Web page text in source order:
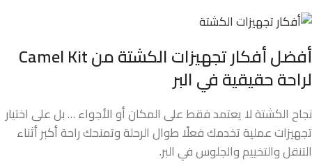
أفضل أفكار تجهيزات الكشتة من
لراحة حقيقية في البر
نجاح الكشتة لا يعتمد فقط على المكان أو الأجواء … بل على اختيار
تجهيزات عملية تخدمك فعلًا طوال الرحلة وتمنحك راحة أكبر أثناء
التنقل والتخييم والجلوس في البر.